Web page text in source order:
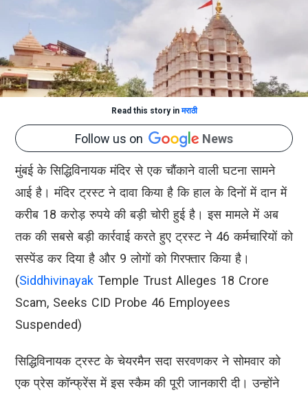
Read this story inमराठी
Follow us on News
मुंबई के सिद्धिविनायक मंदिर से एक चौंकाने वाली घटना सामने
आई है। मंदिर ट्रस्ट ने दावा किया है कि हाल के दिनों में दान में
करीब 18 करोड़ रुपये की बड़ी चोरी हुई है। इस मामले में अब
तक की सबसे बड़ी कार्रवाई करते हुए ट्रस्ट ने 46 कर्मचारियों को
सस्पेंड कर दिया है और 9 लोगों को गिरफ्तार किया है।
(Siddhivinayak Temple Trust Alleges 18 Crore
Scam, Seeks CID Probe 46 Employees
Suspended)
सिद्धिविनायक ट्रस्ट के चेयरमैन सदा सरवणकर ने सोमवार को
एक प्रेस कॉन्फ्रेंस में इस स्कैम की पूरी जानकारी दी। उन्होंने